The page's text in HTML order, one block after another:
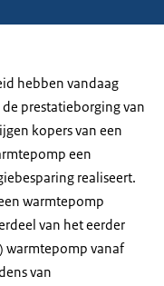
hebben vandaag
prestatieborging van
kopers van een
een
realiseert.
warmtepomp
van het eerder
warmtepomp vanaf
van